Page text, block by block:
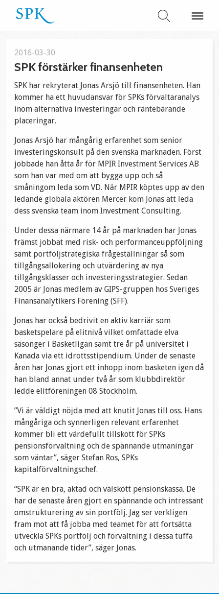
2016-03-30
SPK förstärker finansenheten
SPK har rekryterat Jonas Arsjö till finansenheten. Han
kommer ha ett huvudansvar för SPKs förvaltaranalys
inom alternativa investeringar och räntebärande
placeringar.
Jonas Arsjö har mångårig erfarenhet som senior
investeringskonsult på den svenska marknaden. Först
jobbade han åtta år för MPIR Investment Services AB
som han var med om att bygga upp och så
småningom leda som VD. När MPIR köptes upp av den
ledande globala aktören Mercer kom Jonas att leda
dess svenska team inom Investment Consulting.
Under dessa närmare 14 år på marknaden har Jonas
främst jobbat med risk- och performanceuppföljning
samt portföljstrategiska frågeställningar så som
tillgångsallokering och utvärdering av nya
tillgångsklasser och investeringsstrategier. Sedan
2005 är Jonas medlem av GIPS-gruppen hos Sveriges
Finansanalytikers Förening (SFF).
Jonas har också bedrivit en aktiv karriär som
basketspelare på elitnivå vilket omfattade elva
säsonger i Basketligan samt tre år på universitet i
Kanada via ett idrottsstipendium. Under de senaste
åren har Jonas gjort ett inhopp inom basketen igen då
han bland annat under två år som klubbdirektör
ledde elitföreningen 08 Stockholm.
”Vi är väldigt nöjda med att knutit Jonas till oss. Hans
mångåriga och synnerligen relevant erfarenhet
kommer bli ett värdefullt tillskott för SPKs
pensionsförvaltning och de spännande utmaningar
som väntar”, säger Stefan Ros, SPKs
kapitalförvaltningschef.
“SPK är en bra, aktad och välskött pensionskassa. De
har de senaste åren gjort en spännande och intressant
omstrukturering av sin portfölj. Jag ser verkligen
fram mot att få jobba med teamet för att fortsätta
utveckla SPKs portfölj och förvaltning i dessa tuffa
och utmanande tider”, säger Jonas.